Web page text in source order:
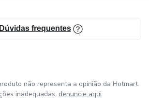
Dúvidas frequentes
não representa a opinião da Hotmart.
inadequadas, denuncie aqui